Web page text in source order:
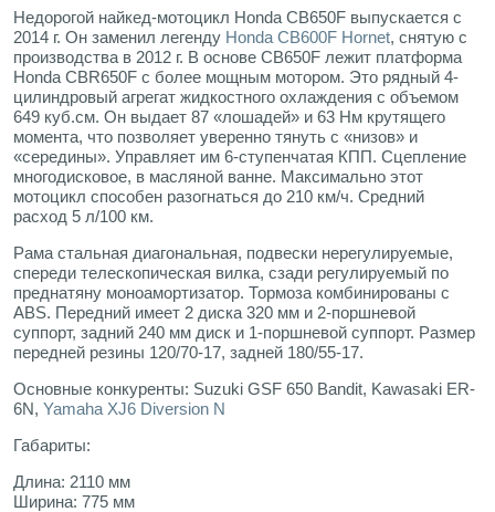
Недорогой найкед-мотоцикл Honda CB650F выпускается с
2014 г. Он заменил легенду Honda CB600F Hornet, снятую с
производства в 2012 г. В основе CB650F лежит платформа
Honda CBR650F с более мощным мотором. Это рядный 4-
цилиндровый агрегат жидкостного охлаждения с объемом
649 куб.см. Он выдает 87 «лошадей» и 63 Нм крутящего
момента, что позволяет уверенно тянуть с «низов» и
«середины». Управляет им 6-ступенчатая КПП. Сцепление
многодисковое, в масляной ванне. Максимально этот
мотоцикл способен разогнаться до 210 км/ч. Средний
расход 5 л/100 км.
Рама стальная диагональная, подвески нерегулируемые,
спереди телескопическая вилка, сзади регулируемый по
преднатяну моноамортизатор. Тормоза комбинированы с
ABS. Передний имеет 2 диска 320 мм и 2-поршневой
суппорт, задний 240 мм диск и 1-поршневой суппорт. Размер
передней резины 120/70-17, задней 180/55-17.
Основные конкуренты: Suzuki GSF 650 Bandit, Kawasaki ER-
6N, Yamaha XJ6 Diversion N
Габариты:
Длина: 2110 мм
Ширина: 775 мм